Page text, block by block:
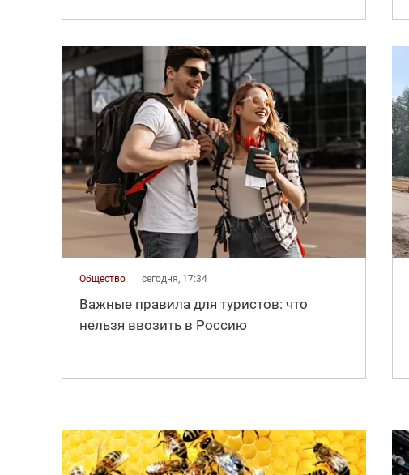
Общество сегодня, 17:34
Важные правила для туристов: что
нельзя ввозить в Россию